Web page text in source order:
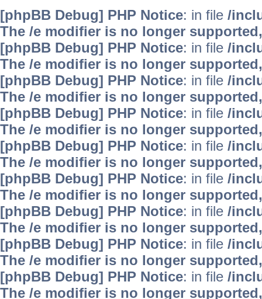
[phpBB Debug] PHP Notice: in file /
The /e modifier is no longer
[phpBB Debug] PHP Notice: in file /
The /e modifier is no longer
[phpBB Debug] PHP Notice: in file /
The /e modifier is no longer
[phpBB Debug] PHP Notice: in file /
The /e modifier is no longer
[phpBB Debug] PHP Notice: in file /
The /e modifier is no longer
[phpBB Debug] PHP Notice: in file /
The /e modifier is no longer
[phpBB Debug] PHP Notice: in file /
The /e modifier is no longer
[phpBB Debug] PHP Notice: in file /
The /e modifier is no longer
[phpBB Debug] PHP Notice: in file /
The /e modifier is no longer